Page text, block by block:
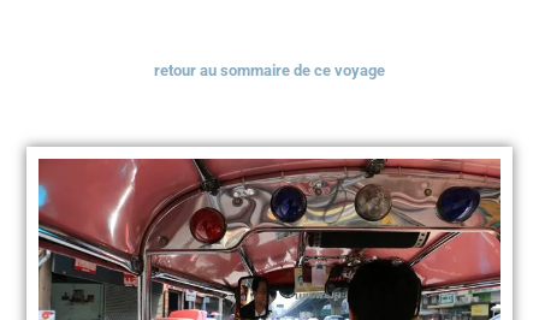
retour au sommaire de ce voyage